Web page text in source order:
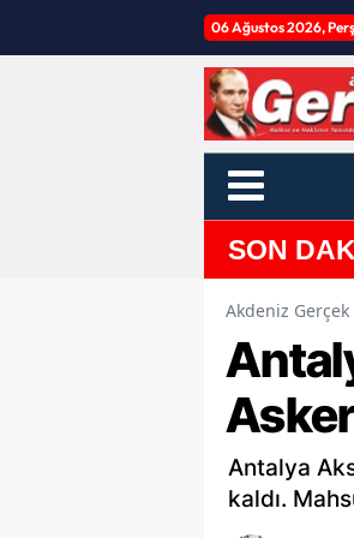
06 Ağustos 2026,
SON
Desteği Masaya Yatırıldı
Akdeniz Gerçek
Antalya
kaldı.